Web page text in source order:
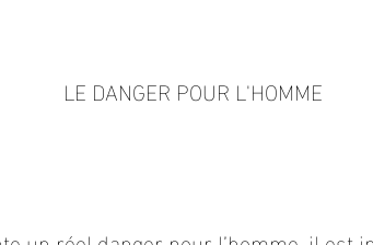
LE DANGER POUR L'HOMME